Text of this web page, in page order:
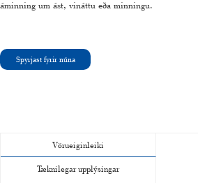
áminning um ást, vináttu eða minningu.
Spyrjast fyrir núna
Vörueiginleiki
Tæknilegar upplýsingar